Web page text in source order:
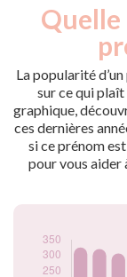
La popularité
sur ce qui plaît
graphique,
ces dernières
si ce prénom
pour vous aider
Année
nés
2010
326
2011
321
2012
307
2013
256
2014
243
2015
246
2019
177
2020
185